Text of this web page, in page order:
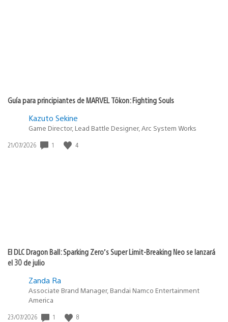
Guía para principiantes de MARVEL Tōkon: Fighting Souls
Kazuto Sekine
Game Director, Lead Battle Designer, Arc System Works
Fecha
21/07/2026 1 4
El DLC Dragon Ball: Sparking Zero’s Super Limit-Breaking Neo se lanzará
el 30 de julio
Zanda Ra
Associate Brand Manager, Bandai Namco Entertainment
America
Fecha
23/07/2026 1 8